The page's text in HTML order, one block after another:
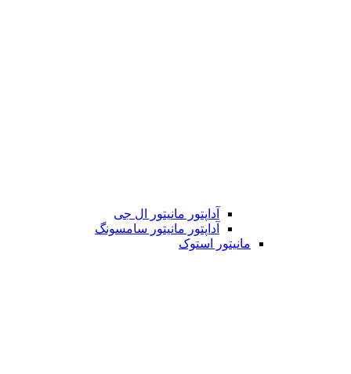
آداپتور مانیتور ال جی
آداپتور مانیتور سامسونگ
مانیتور استوک